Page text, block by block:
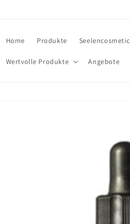
Home Produkte Seelencosmetic
Wertvolle Produkte Angebote